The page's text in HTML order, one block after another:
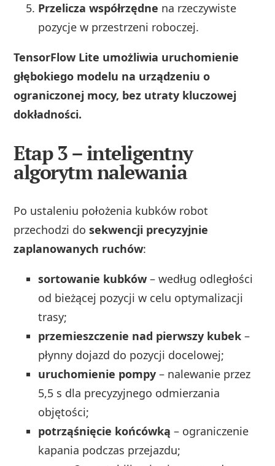
Przelicza współrzędne na rzeczywiste
pozycje w przestrzeni roboczej.
TensorFlow Lite umożliwia uruchomienie
głębokiego modelu na urządzeniu o
ograniczonej mocy, bez utraty kluczowej
dokładności.
Etap 3 – inteligentny
algorytm nalewania
Po ustaleniu położenia kubków robot
przechodzi dosekwencji precyzyjnie
zaplanowanych ruchów:
sortowanie kubków – według odległości
od bieżącej pozycji w celu optymalizacji
trasy;
przemieszczenie nad pierwszy kubek –
płynny dojazd do pozycji docelowej;
uruchomienie pompy – nalewanie przez
5,5 s dla precyzyjnego odmierzania
objętości;
potrząśnięcie końcówką – ograniczenie
kapania podczas przejazdu;